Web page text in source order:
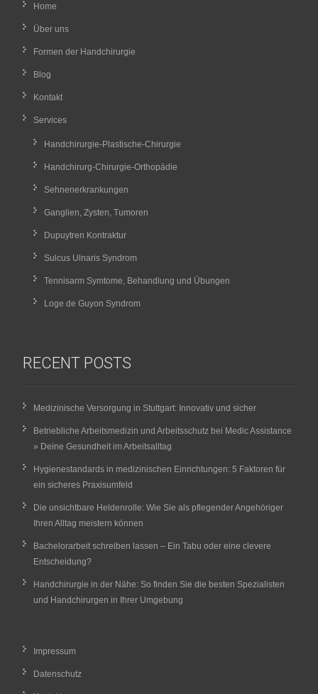
Home
Über uns
Formen der Handchirurgie
Blog
Kontakt
Services
Handchirurgie-Plastische-Chirurgie
Handchirurg-Chirurgie-Orthopädie
Sehnenerkrankungen
Ganglien, Zysten, Tumoren
Dupuytren Kontraktur
Sulcus Ulnaris Syndrom
Tennisarm Symtome, Behandlung und Übungen
Loge de Guyon Syndrom
RECENT POSTS
Medizinische Versorgung in Stuttgart: Innovativ und sicher
Betriebliche Arbeitsmedizin und Arbeitsschutz bei Medic Assistance
» Deine Gesundheit im Arbeitsalltag
Hygienestandards in medizinischen Einrichtungen: 5 Faktoren für
ein sicheres Praxisumfeld
Die unsichtbare Heldenrolle: Wie Sie als pflegender Angehöriger
Ihren Alltag meistern können
Bachelorarbeit schreiben lassen – Ein Tabu oder eine clevere
Entscheidung?
Handchirurgie in der Nähe: So finden Sie die besten Spezialisten
und Handchirurgen in Ihrer Umgebung
Impressum
Datenschutz